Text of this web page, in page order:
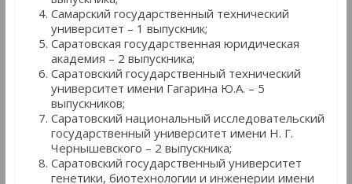
Самарский государственный технический
университет – 1 выпускник;
Саратовская государственная юридическая
академия – 2 выпускника;
Саратовский государственный технический
университет имени Гагарина Ю.А. – 5
выпускников;
Саратовский национальный исследовательский
государственный университет имени Н. Г.
Чернышевского – 2 выпускника;
Саратовский государственный университет
генетики, биотехнологии и инженерии имени